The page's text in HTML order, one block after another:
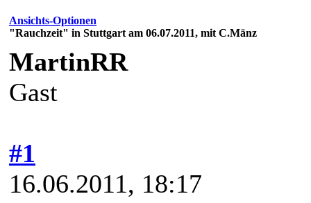
Ansichts-Optionen
"Rauchzeit" in Stuttgart am 06.07.2011, mit C.Mänz
MartinRR
Gast
#1
16.06.2011, 18:17